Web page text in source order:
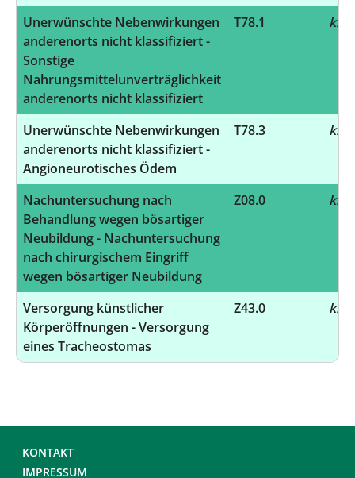
Unerwünschte Nebenwirkungen
anderenorts nicht klassifiziert -
Sonstige
Nahrungsmittelunverträglichkeit
anderenorts nicht klassifiziert
T78.1 k.A.
Unerwünschte Nebenwirkungen
anderenorts nicht klassifiziert -
Angioneurotisches Ödem
T78.3 k.A.
Nachuntersuchung nach
Behandlung wegen bösartiger
Neubildung - Nachuntersuchung
nach chirurgischem Eingriff
wegen bösartiger Neubildung
Z08.0 k.A.
Versorgung künstlicher
Körperöffnungen - Versorgung
eines Tracheostomas
Z43.0 k.A.
KONTAKT
IMPRESSUM